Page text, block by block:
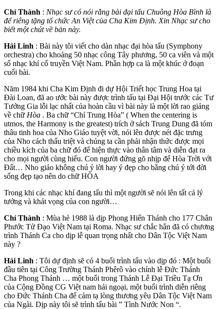
Chí Thành : Nhạc sư có nói rằng bài đại tấu Chuông Hòa Bình là
để riêng tặng tổ chức An Việt của Cha Kim Định. Xin Nhạc sư cho
biết một chút về bản này.
Hải Linh : Bài này tôi viết cho dàn nhạc đại hòa tấu (Symphony
orchestra) cho khoảng 50 nhạc công Tây phương, 50 ca viên và một
số nhạc khí cổ truyền Việt Nam. Phần hợp ca là một khúc ở đoạn
cuối bài.
Năm 1984 khi Cha Kim Định đi dự Hội Triết học Trung Hoa tại
Đài Loan, đã ao ước bài này được trình tấu tại Đại Hội trước các Tư
Tưởng Gia lỗi lạc nhất của hoàn cầu vì bài này là một lời rao giảng
về chữ Hòa . Ba chữ “Chí Trung Hòa” ( When the centering is
utmos, the Harmony is the greatest) trích ở sách Trung Dung đã tóm
thâu tinh hoa của Nho Giáo tuyệt vời, nói lên được nét đặc trưng
của Nho cách thấu triệt và chúng ta cần phải nhận thức được mọi
chiều kích của ba chữ đó để hiện thực vào thân tâm và diễn đạt ra
cho mọi người cùng hiểu. Con người đứng gõ nhịp để Hòa Trời với
Đất… Nho giáo không chú ý lời hay ý đẹp cho bằng chú ý tới đời
sống đẹp tạo nên do chữ HÒA
Trong khi các nhạc khí đang tấu thì một người sẽ nói lên tất cả lý
tưởng và khát vọng của con người…
Chí Thành : Mùa hè 1988 là dịp Phong Hiển Thánh cho 177 Chân
Phước Tử Đạo Việt Nam tại Roma. Nhạc sư chắc hẳn đã có chương
trình Thánh Ca cho dịp lễ quan trọng nhất cho Dân Tộc Việt Nam
này ?
Hải Linh : Tôi dự định sẽ có 4 buổi trình tấu vào dịp đó : Một buổi
đầu tiên tại Công Trường Thánh Phêrô vào chính lễ Đức Thánh
Cha Phong Thánh … một buổi trong Thánh Lễ Đại Triều Tạ Ơn
của Cộng Đồng CG Việt nam hải ngoại, một buổi trình diễn riêng
cho Đức Thánh Cha để cảm tạ lòng thương yêu Dân Tộc Việt Nam
của Ngài. Dịp này tôi sẽ trình tấu bài ” Tình Nước Non “.